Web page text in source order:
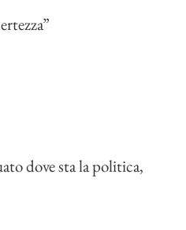
dove sta la politica,